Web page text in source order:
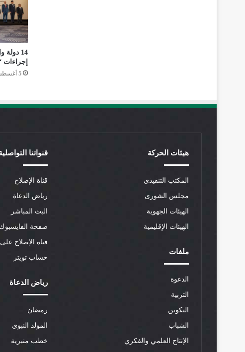
14
إجراءات
5 أغسطس، 2026
هيئات الحركة
المكتب التنفيذي
مجلس الشورى
الهيئات الجهوية
الهيئات الإقليمية
ملفات
الدعوة
التربية
التكوين
الشباب
الإنتاج العلمي والفكري
قنواتنا
قناة الإصلاح
رياض الدعاة
البث المباشر
صفحة الفايسبوك
قناة الإصلاح
حساب تويتر
رياض الدعاة
رمضان
المولد النبوي
خطب منبرية